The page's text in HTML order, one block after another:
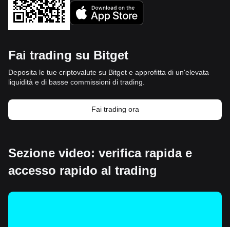
Fai trading su Bitget
Deposita le tue criptovalute su Bitget e approfitta di un'elevata
liquidità e di basse commissioni di trading.
Fai trading ora
Sezione video: verifica rapida e
accesso rapido al trading